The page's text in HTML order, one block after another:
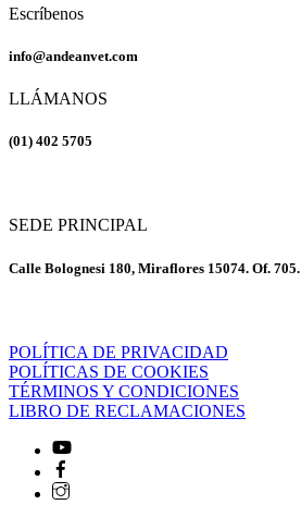
Escríbenos
info@andeanvet.com
LLÁMANOS
(01) 402 5705
SEDE PRINCIPAL
Calle Bolognesi 180, Miraflores 15074. Of. 705.
POLÍTICA DE PRIVACIDAD
POLÍTICAS DE COOKIES
TÉRMINOS Y CONDICIONES
LIBRO DE RECLAMACIONES